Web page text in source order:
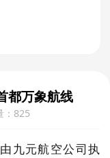
都万象航线
：825
九元航空公司执